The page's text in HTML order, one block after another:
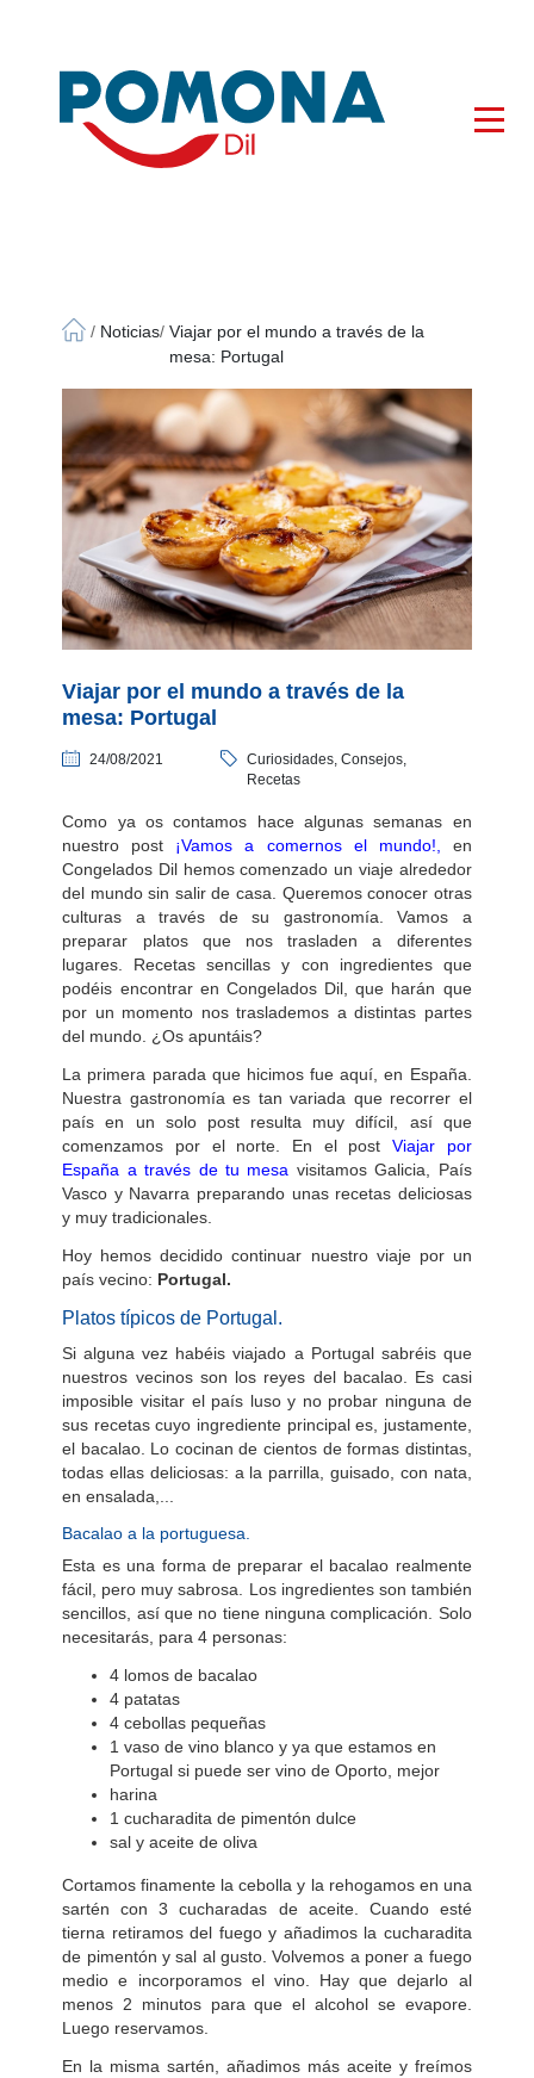
/ Noticias/ Viajar por el mundo a través de la
mesa: Portugal
Viajar por el mundo a través de la
mesa: Portugal
24/08/2021
Curiosidades, Consejos,
Recetas
Como ya os contamos hace algunas semanas en
nuestro post ¡Vamos a comernos el mundo!, en
Congelados Dil hemos comenzado un viaje alrededor
del mundo sin salir de casa. Queremos conocer otras
culturas a través de su gastronomía. Vamos a
preparar platos que nos trasladen a diferentes
lugares. Recetas sencillas y con ingredientes que
podéis encontrar en Congelados Dil, que harán que
por un momento nos traslademos a distintas partes
del mundo. ¿Os apuntáis?
La primera parada que hicimos fue aquí, en España.
Nuestra gastronomía es tan variada que recorrer el
país en un solo post resulta muy difícil, así que
comenzamos por el norte. En el post Viajar por
España a través de tu mesa visitamos Galicia, País
Vasco y Navarra preparando unas recetas deliciosas
y muy tradicionales.
Hoy hemos decidido continuar nuestro viaje por un
país vecino: Portugal.
Platos típicos de Portugal.
Si alguna vez habéis viajado a Portugal sabréis que
nuestros vecinos son los reyes del bacalao. Es casi
imposible visitar el país luso y no probar ninguna de
sus recetas cuyo ingrediente principal es, justamente,
el bacalao. Lo cocinan de cientos de formas distintas,
todas ellas deliciosas: a la parrilla, guisado, con nata,
en ensalada,...
Bacalao a la portuguesa.
Esta es una forma de preparar el bacalao realmente
fácil, pero muy sabrosa. Los ingredientes son también
sencillos, así que no tiene ninguna complicación. Solo
necesitarás, para 4 personas:
4 lomos de bacalao
4 patatas
4 cebollas pequeñas
1 vaso de vino blanco y ya que estamos en
Portugal si puede ser vino de Oporto, mejor
harina
1 cucharadita de pimentón dulce
sal y aceite de oliva
Cortamos finamente la cebolla y la rehogamos en una
sartén con 3 cucharadas de aceite. Cuando esté
tierna retiramos del fuego y añadimos la cucharadita
de pimentón y sal al gusto. Volvemos a poner a fuego
medio e incorporamos el vino. Hay que dejarlo al
menos 2 minutos para que el alcohol se evapore.
Luego reservamos.
En la misma sartén, añadimos más aceite y freímos